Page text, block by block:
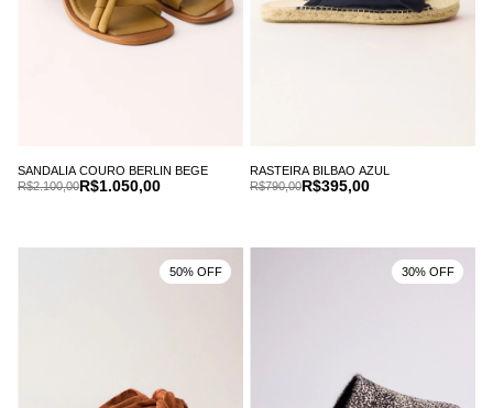
SANDALIA COURO BERLIN BEGE
R$1.050,00
R$2.100,00
RASTEIRA BILBAO AZUL
R$395,00
R$790,00
50% OFF 30% OFF